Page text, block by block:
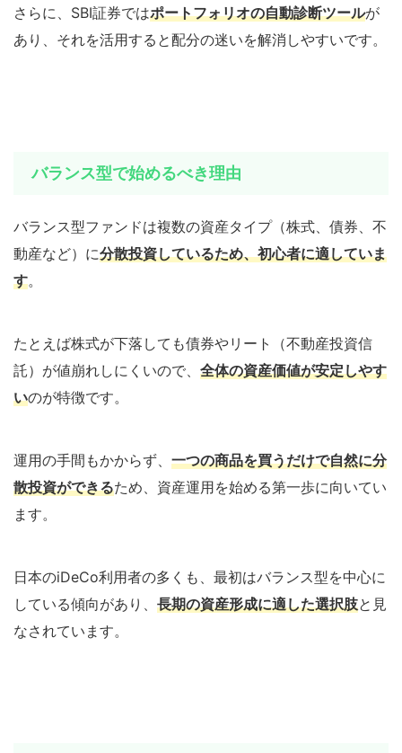
さらに、SBI証券ではポートフォリオの自動診断ツールが
あり、それを活用すると配分の迷いを解消しやすいです。
バランス型で始めるべき理由
バランス型ファンドは複数の資産タイプ（株式、債券、不
動産など）に分散投資しているため、初心者に適していま
す。
たとえば株式が下落しても債券やリート（不動産投資信
託）が値崩れしにくいので、 全体の資産価値が安定しやす
いのが特徴です。
運用の手間もかからず、 一つの商品を買うだけで自然に分
散投資ができるため、資産運用を始める第一歩に向いてい
ます。
日本のiDeCo利用者の多くも、最初はバランス型を中心に
している傾向があり、 長期の資産形成に適した選択肢と見
なされています。